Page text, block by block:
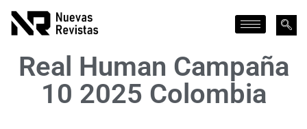
Real Human Campaña
10 2025 Colombia